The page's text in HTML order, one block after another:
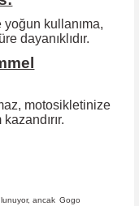
kullanıma,
dayanıklıdır.
motosikletinize
ancak Gogo